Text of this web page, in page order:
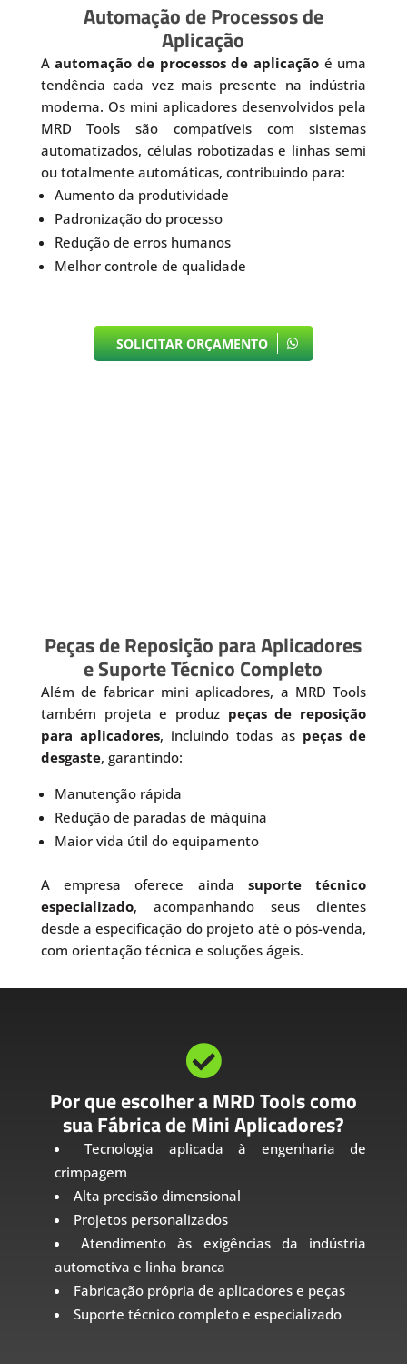
Automação de Processos de
Aplicação
Aautomação de processos de aplicaçãoé uma
tendência cada vez mais presente na indústria
moderna. Os mini aplicadores desenvolvidos pela
MRD Tools são compatíveis com sistemas
automatizados, células robotizadas e linhas semi
ou totalmente automáticas, contribuindo para:
Aumento da produtividade
Padronização do processo
Redução de erros humanos
Melhor controle de qualidade
SOLICITAR ORÇAMENTO
Peças de Reposição para Aplicadores
e Suporte Técnico Completo
Além de fabricar mini aplicadores, a MRD Tools
também projeta e produz peças de reposição
para aplicadores, incluindo todas as peças de
desgaste, garantindo:
Manutenção rápida
Redução de paradas de máquina
Maior vida útil do equipamento
A empresa oferece ainda suporte técnico
especializado, acompanhando seus clientes
desde a especificação do projeto até o pós-venda,
com orientação técnica e soluções ágeis.

Por que escolher a MRD Tools como
sua Fábrica de Mini Aplicadores?
Tecnologia aplicada à engenharia de
crimpagem
Alta precisão dimensional
Projetos personalizados
Atendimento às exigências da indústria
automotiva e linha branca
Fabricação própria de aplicadores e peças
Suporte técnico completo e especializado